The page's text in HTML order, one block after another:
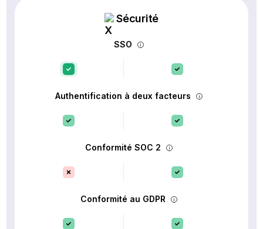
Sécurité
SSO
Authentification à deux facteurs
Conformité SOC 2
Conformité au GDPR